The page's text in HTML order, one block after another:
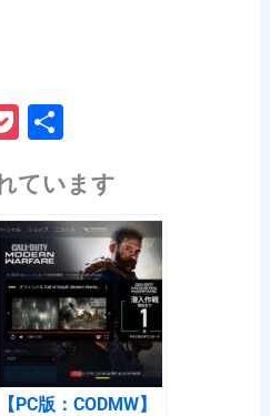
P
c
k
et
ています
【PC版：CODMW】